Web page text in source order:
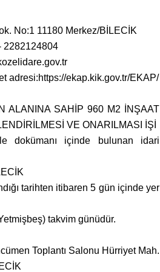
No:1 11180 Merkez/BİLECİK
2282124804
adresi:https://ekap.kik.gov.tr/EKAP/
ALANINA SAHİP 960 M2 İNŞAAT
VE ONARILMASI İŞİ
dokümanı içinde bulunan idari
tarihten itibaren 5 gün içinde yer
takvim günüdür.
Toplantı Salonu Hürriyet Mah.